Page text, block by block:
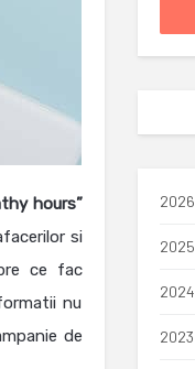
hours”
si
ce fac
nu
de
2026
2025
2024
2023